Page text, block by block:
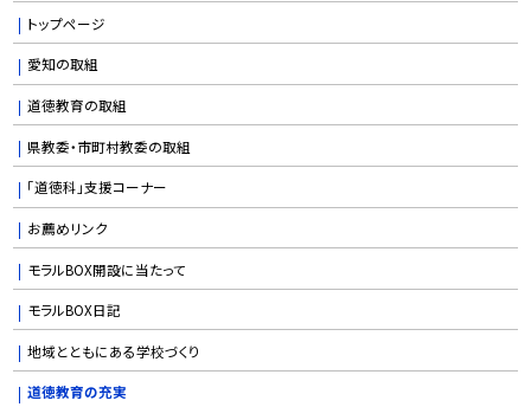
トップページ
愛知の取組
道徳教育の取組
県教委・市町村教委の取組
「道徳科」支援コーナー
お薦めリンク
モラルBOX開設に当たって
モラルBOX日記
地域とともにある学校づくり
道徳教育の充実